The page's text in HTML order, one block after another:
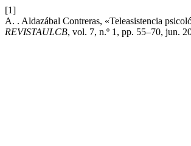
[1]
A. . Aldazábal Contreras, «Teleasistencia
REVISTAULCB, vol. 7, n.º 1, pp. 55–70, jun.